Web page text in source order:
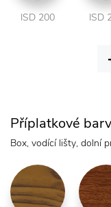
ISD 200 ISD
Příplatkové
Box, vodící lišty, dolní